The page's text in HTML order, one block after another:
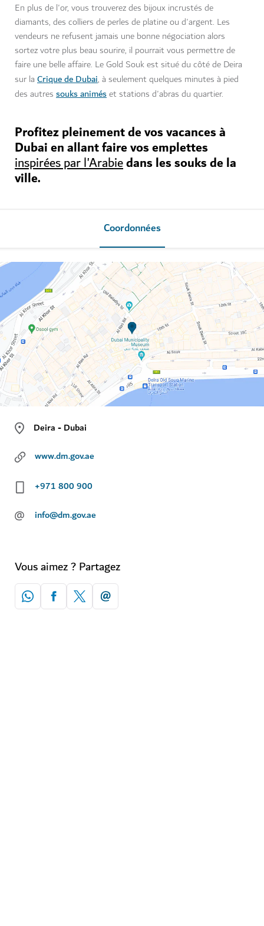
En plus de l'or, vous trouverez des bijoux incrustés de
diamants, des colliers de perles de platine ou d'argent. Les
vendeurs ne refusent jamais une bonne négociation alors
sortez votre plus beau sourire, il pourrait vous permettre de
faire une belle affaire. Le Gold Souk est situé du côté de Deira
sur la Crique de Dubai, à seulement quelques minutes à pied
des autres souks animéset stations d'abras du quartier.
Profitez pleinement de vos vacances à
Dubai en allant faire vos emplettes
inspirées par l'Arabiedans les souks de la
ville.
Coordonnées
Deira - Dubai
www.dm.gov.ae
+971 800 900
@ info@dm.gov.ae
Vous aimez ? Partagez